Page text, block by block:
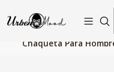
Envío GRATIS desde
Chaqueta Para